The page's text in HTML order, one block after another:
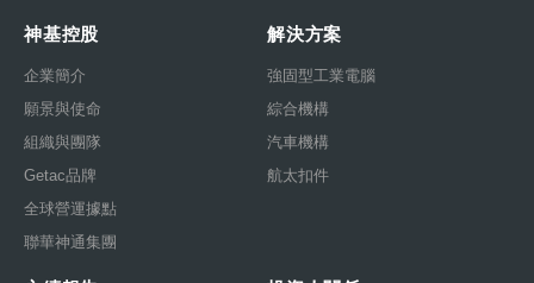
神基控股
企業簡介
願景與使命
組織與團隊
Getac品牌
全球營運據點
聯華神通集團
解決方案
強固型工業電腦
綜合機構
汽車機構
航太扣件